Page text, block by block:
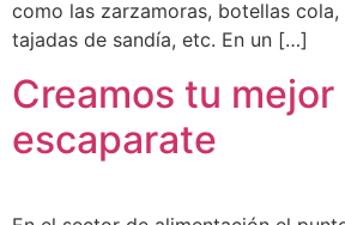
como las zarzamoras, botellas
tajadas de sandía, etc. En un […]
Creamos tu mejor
escaparate